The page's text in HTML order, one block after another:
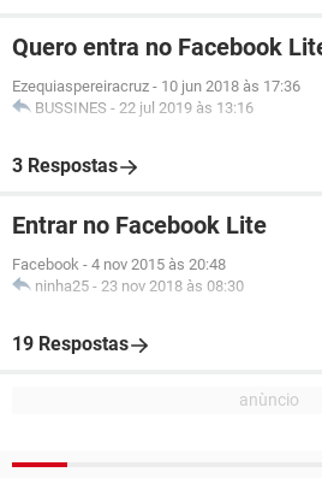
Quero entra no Facebook
Ezequiaspereiracruz - 10 jun 2018 às 17:36
BUSSINES - 22 jul 2019 às 13:16
3 Respostas
Entrar no Facebook Lite
Facebook - 4 nov 2015 às 20:48
ninha25 - 23 nov 2018 às 08:30
19 Respostas